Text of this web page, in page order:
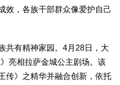
效，各族干部群众像爱护自己
有精神家园。4月28日，大
亮相拉萨金城公主剧场。该
传》之精华并融合创新，依托